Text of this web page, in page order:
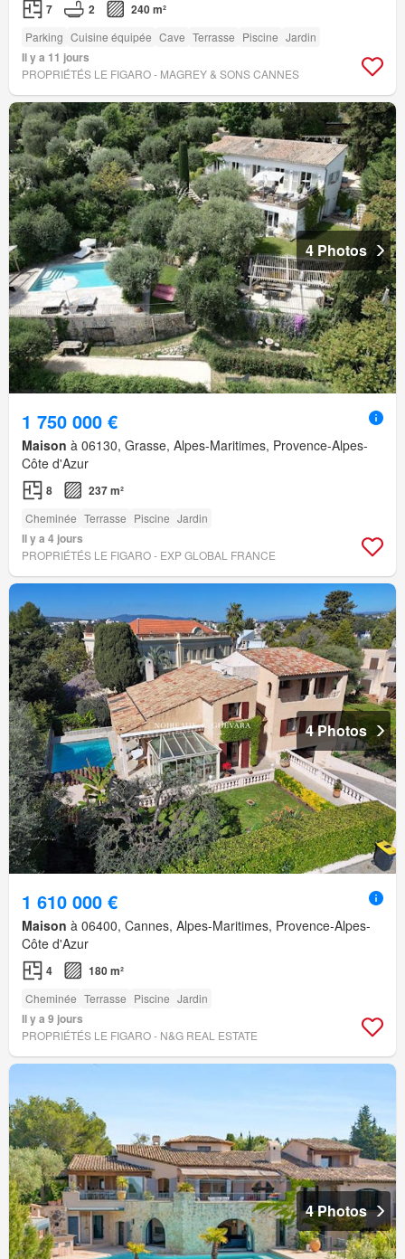
7 2 240 m²
Parking Cuisine équipée Cave Terrasse Piscine Jardin
Il y a 11 jours
PROPRIÉTÉS LE FIGARO - MAGREY & SONS CANNES
4 Photos
1 750 000 €
Maison à 06130, Grasse, Alpes-Maritimes, Provence-Alpes-
Côte d'Azur
8 237 m²
Cheminée Terrasse Piscine Jardin
Il y a 4 jours
PROPRIÉTÉS LE FIGARO - EXP GLOBAL FRANCE
4 Photos
1 610 000 €
Maison à 06400, Cannes, Alpes-Maritimes, Provence-Alpes-
Côte d'Azur
4 180 m²
Cheminée Terrasse Piscine Jardin
Il y a 9 jours
PROPRIÉTÉS LE FIGARO - N&G REAL ESTATE
4 Photos